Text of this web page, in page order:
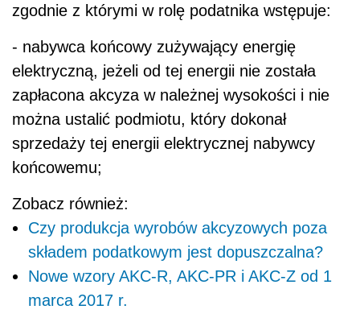
zgodnie z którymi w rolę podatnika wstępuje:
- nabywca końcowy zużywający energię
elektryczną, jeżeli od tej energii nie została
zapłacona akcyza w należnej wysokości i nie
można ustalić podmiotu, który dokonał
sprzedaży tej energii elektrycznej nabywcy
końcowemu;
Zobacz również:
Czy produkcja wyrobów akcyzowych poza
składem podatkowym jest dopuszczalna?
Nowe wzory AKC-R, AKC-PR i AKC-Z od 1
marca 2017 r.